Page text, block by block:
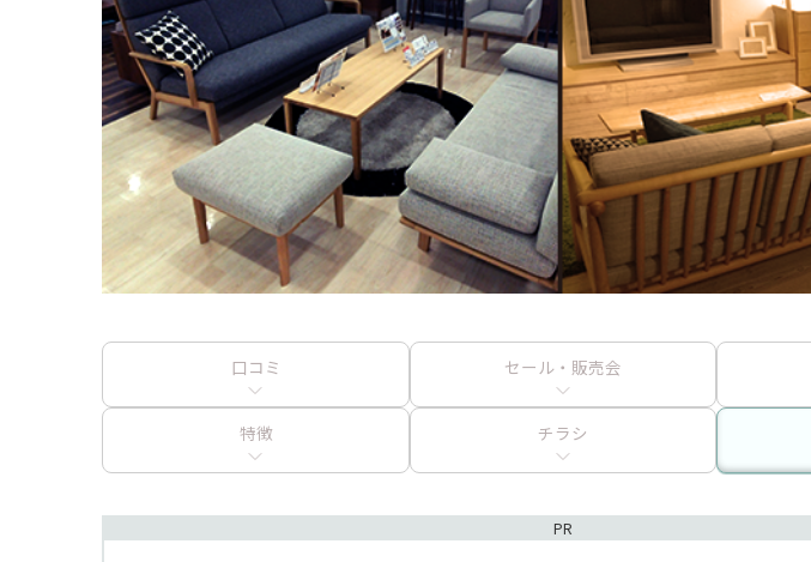
口コミ セール・販売会
特徴 チラシ
PR